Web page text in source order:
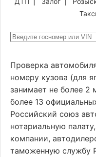
Проверка
номеру кузова (для
занимает не более 2
более 13
Российский союз
нотариальную
компании,
таможенную службу